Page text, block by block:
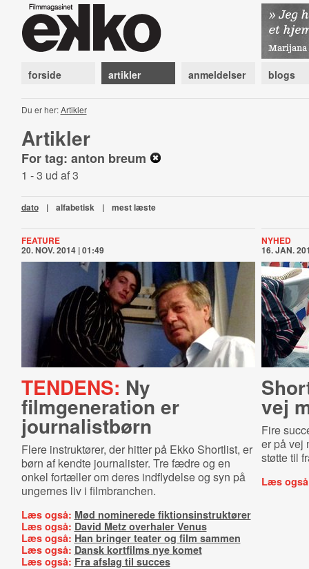
forside artikler anmeldelser blogs
Du er her:Artikler
Artikler
For tag: anton breum
1 - 3 ud af 3
dato | alfabetisk | mest læste
FEATURE
20. NOV. 2014 | 01:49
TENDENS: Ny
filmgeneration er
journalistbørn
Flere instruktører, der hitter på Ekko Shortlist, er
børn af kendte journalister. Tre fædre og en
onkel fortæller om deres indflydelse og syn på
ungernes liv i filmbranchen.
Læs også: Mød nominerede fiktionsinstruktører
Læs også: David Metz overhaler Venus
Læs også: Han bringer teater og film sammen
Læs også: Dansk kortfilms nye komet
Læs også: Fra afslag til succes
NYHED
16. JAN.
vej
Fire
er på vej
støtte til
Læs